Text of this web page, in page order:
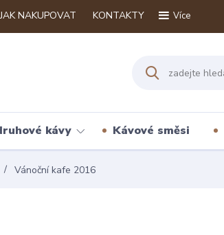
JAK NAKUPOVAT KONTAKTY Více
kávy Kávové směsi
Vánoční kafe 2016